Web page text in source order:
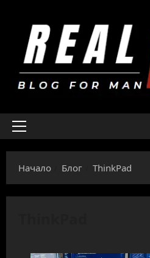
content
Primary
Начало
Блог ThinkPad